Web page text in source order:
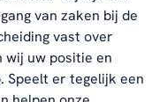
van zaken bij de
vast over
wij uw positie en
Speelt er tegelijk een